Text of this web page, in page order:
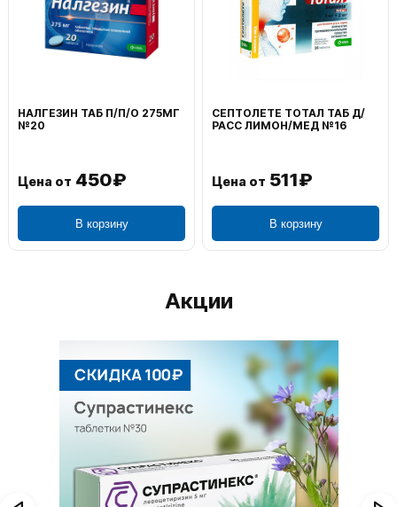
НАЛГЕЗИН ТАБ П/П/О 275МГ
№20
Цена от 450₽
В корзину
СЕПТОЛЕТЕ ТОТАЛ ТАБ Д/
РАСС ЛИМОН/МЕД №16
Цена от 511₽
В корзину
Акции